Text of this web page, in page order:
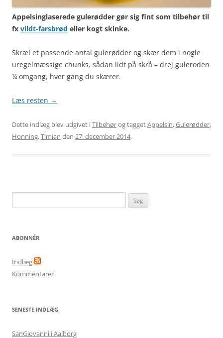
Appelsinglaserede gulerødder gør sig fint som tilbehør til
fx vildt-farsbrød eller kogt skinke.
Skræl et passende antal gulerødder og skær dem i nogle
uregelmæssige chunks, sådan lidt på skrå – drej guleroden
¼ omgang, hver gang du skærer.
Læs resten →
Dette indlæg blev udgivet iTilbehørog taggetAppelsin,Gulerødder,
Honning,Timian den 27. december 2014.
efter:
ABONNÉR
Indlæg
Kommentarer
SENESTE INDLÆG
SanGiovanni i Aalborg